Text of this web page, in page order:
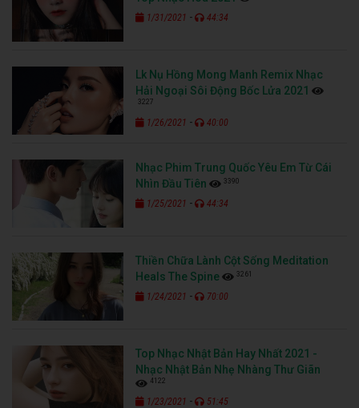
1/31/2021 - 44:34
Lk Nụ Hồng Mong Manh Remix Nhạc
Hải Ngoại Sôi Động Bốc Lửa 2021
3227
1/26/2021 - 40:00
Nhạc Phim Trung Quốc Yêu Em Từ Cái
Nhìn Đầu Tiên
3390
1/25/2021 - 44:34
Thiền Chữa Lành Cột Sống Meditation
Heals The Spine
3261
1/24/2021 - 70:00
Top Nhạc Nhật Bản Hay Nhất 2021 -
Nhạc Nhật Bản Nhẹ Nhàng Thư Giãn
4122
1/23/2021 - 51:45